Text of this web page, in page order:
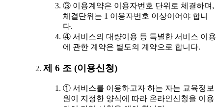
③ 이용계약은 이용자번호 단위로 체결하며,
체결단위는 1 이용자번호 이상이어야 합니
다.
④ 서비스의 대량이용 등 특별한 서비스 이용
에 관한 계약은 별도의 계약으로 합니다.
제 6 조 (이용신청)
① 서비스를 이용하고자 하는 자는 교육정보
원이 지정한 양식에 따라 온라인신청을 이용